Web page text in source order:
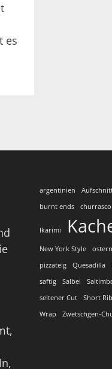
es
argentinien
burnt ends
churrasco
Ikarimi
New York Style ostern
pizzateig
Quesadilla
saftig
Salbei
seltener Cut
Short
Wrap
Zwetschgen-